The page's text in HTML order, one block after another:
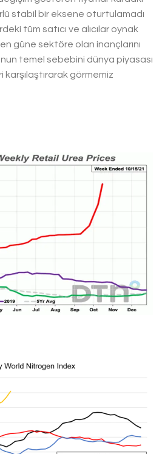
stabil bir eksene oturtulamadı
tüm satıcı ve alıcılar oynak
güne sektöre olan inançlarını
temel sebebini dünya piyasası
görmemiz